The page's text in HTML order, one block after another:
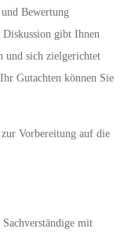
Bewertung
Diskussion gibt Ihnen
und sich zielgerichtet
Gutachten können Sie
Vorbereitung auf die
mit